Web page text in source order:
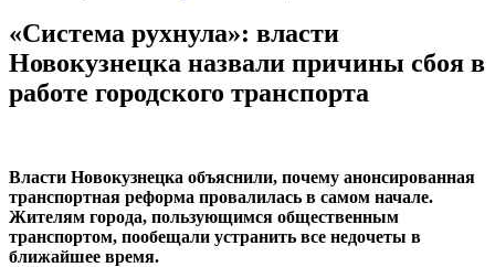
«Система рухнула»: власти
Новокузнецка назвали причины сбоя в
работе городского транспорта
Власти Новокузнецка объяснили, почему анонсированная
транспортная реформа провалилась в самом начале.
Жителям города, пользующимся общественным
транспортом, пообещали устранить все недочеты в
ближайшее время.